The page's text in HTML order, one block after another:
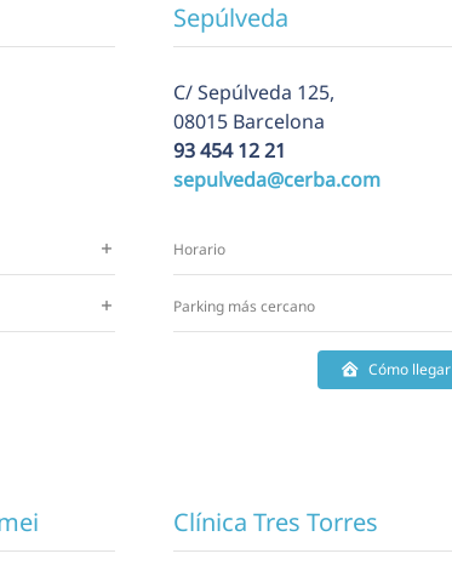
Sepúlveda
C/Sepúlveda 125,
08015 Barcelona
93 454 12 21
sepulveda@cerba.com
Horario
Parking más cercano
Cómo llegar
Clínica Tres Torres